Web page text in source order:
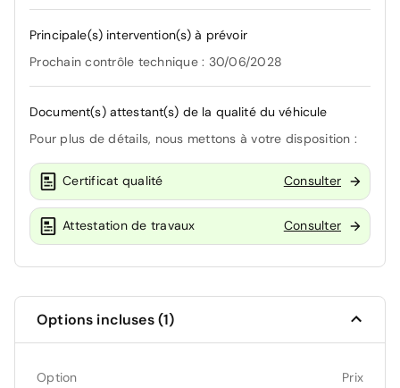
Principale(s) intervention(s) à prévoir
Prochain contrôle technique : 30/06/2028
Document(s) attestant(s) de la qualité du véhicule
Pour plus de détails, nous mettons à votre disposition :
Certificat qualité Consulter
Attestation de travaux Consulter
Options incluses (1)
Option Prix